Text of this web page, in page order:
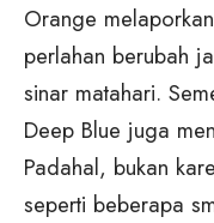
Orange
perlahan berubah
sinar matahari.
Deep Blue juga
Padahal, bukan
seperti beberapa